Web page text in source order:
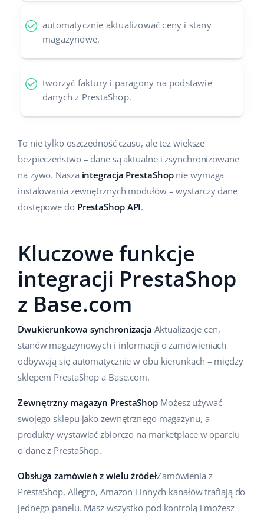
automatycznie aktualizować ceny i stany
magazynowe,
tworzyć faktury i paragony na podstawie
danych z PrestaShop.
To nie tylko oszczędność czasu, ale też większe
bezpieczeństwo – dane są aktualne i zsynchronizowane
na żywo. Nasza integracja PrestaShop nie wymaga
instalowania zewnętrznych modułów – wystarczy dane
dostępowe do PrestaShop API.
Kluczowe funkcje
integracji PrestaShop
z Base.com
Dwukierunkowa synchronizacja Aktualizacje cen,
stanów magazynowych i informacji o zamówieniach
odbywają się automatycznie w obu kierunkach – między
sklepem PrestaShop a Base.com.
Zewnętrzny magazyn PrestaShop Możesz używać
swojego sklepu jako zewnętrznego magazynu, a
produkty wystawiać zbiorczo na marketplace w oparciu
o dane z PrestaShop.
Obsługa zamówień z wielu źródełZamówienia z
PrestaShop, Allegro, Amazon i innych kanałów trafiają do
jednego panelu. Masz wszystko pod kontrolą i możesz